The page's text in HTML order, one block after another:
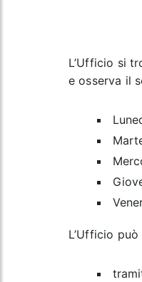
L’Ufficio si
e osserva il
L’Ufficio